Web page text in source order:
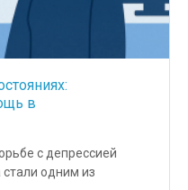
в
с депрессией
одним из